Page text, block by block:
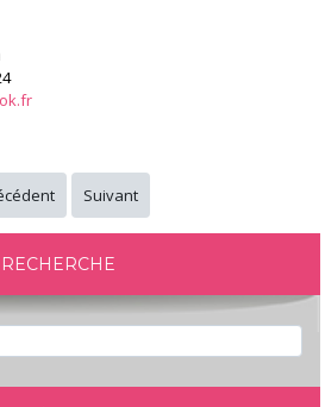
Suivant
RECHERCHE